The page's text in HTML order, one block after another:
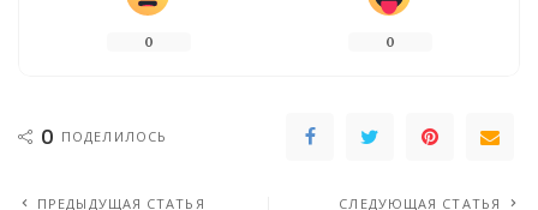
0 0
0 ПОДЕЛИЛОСЬ
ПРЕДЫДУЩАЯ СТАТЬЯ СЛЕДУЮЩАЯ СТАТЬЯ